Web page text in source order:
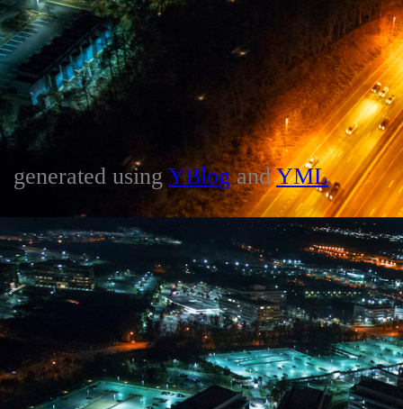
generated using YBlogandYML